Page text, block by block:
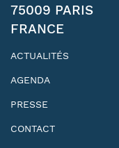
75009 PARIS
FRANCE
ACTUALITÉS
AGENDA
PRESSE
CONTACT